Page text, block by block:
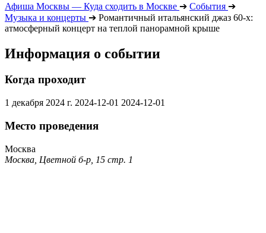
Афиша Москвы — Куда сходить в Москве ➔ События ➔
Музыка и концерты ➔ Романтичный итальянский джаз 60-х:
атмосферный концерт на теплой панорамной крыше
Информация о событии
Когда проходит
1 декабря 2024 г. 2024-12-01 2024-12-01
Место проведения
Москва
Москва, Цветной б-р, 15 стр. 1